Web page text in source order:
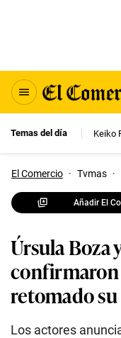
Temas del día Keiko
El Comercio · Tvmas ·
Añadir El
Úrsula
confirmaron
retomado
Los actores